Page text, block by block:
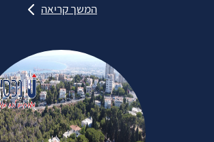
המשך קריאה